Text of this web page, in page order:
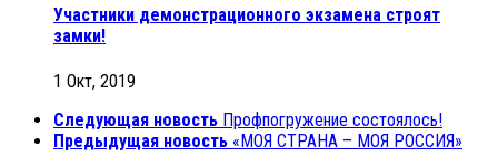
Участники демонстрационного экзамена строят
замки!
1 Окт, 2019
Следующая новость Профпогружение состоялось!
Предыдущая новость «МОЯ СТРАНА – МОЯ РОССИЯ»